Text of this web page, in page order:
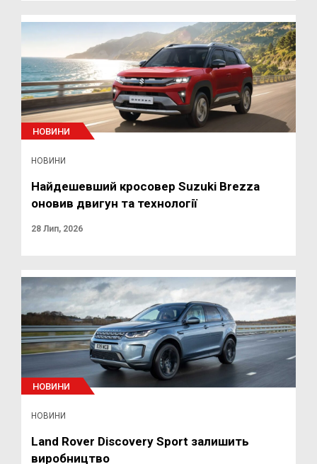
НОВИНИ
НОВИНИ
Найдешевший кросовер Suzuki Brezza
оновив двигун та технології
28 Лип, 2026
НОВИНИ
НОВИНИ
Land Rover Discovery Sport залишить
виробництво